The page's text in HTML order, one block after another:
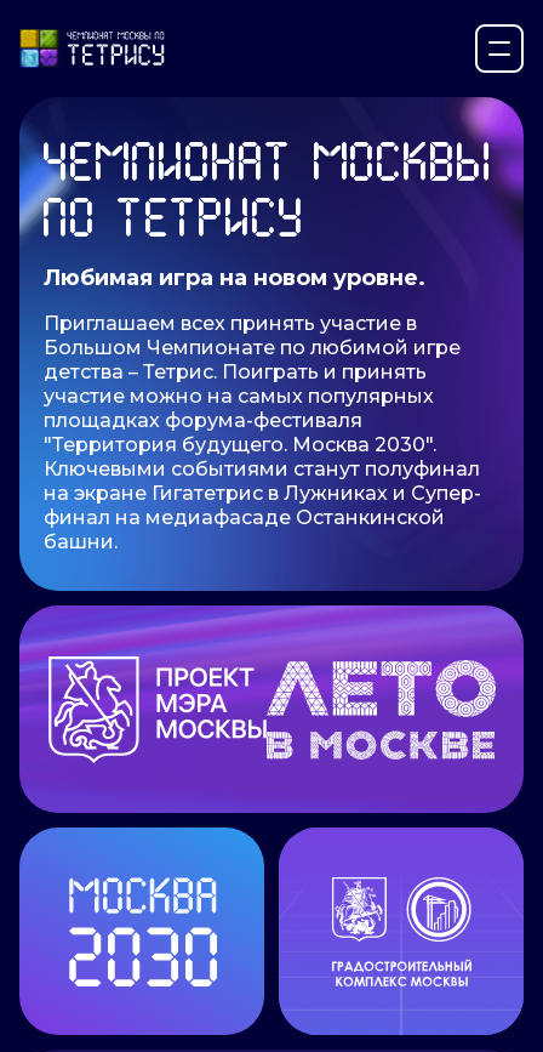
ЧЕМПИОНАТ МОСКВЫ
ПО ТЕТРИСУ
Любимая игра на новом уровне.
Приглашаем всех принять участие в
Большом Чемпионате по любимой игре
детства – Тетрис. Поиграть и принять
участие можно на самых популярных
площадках форума-фестиваля
"Территория будущего. Москва 2030".
Ключевыми событиями станут полуфинал
на экране Гигатетрис в Лужниках и Супер-
финал на медиафасаде Останкинской
башни.